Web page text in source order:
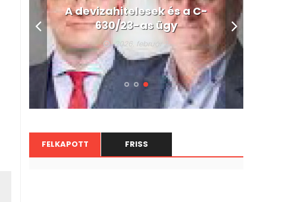
A devizahitelesek és a C-
630/23-as ügy
2026. február 2.
FELKAPOTT FRISS